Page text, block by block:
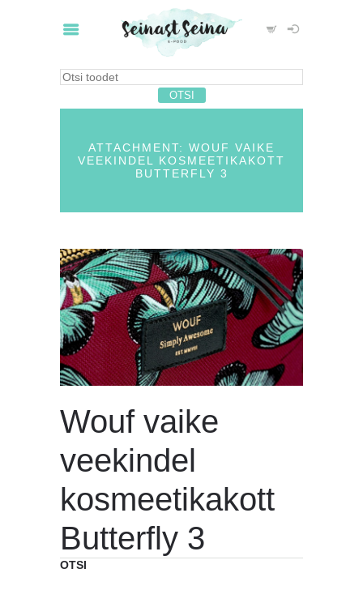
ATTACHMENT: WOUF VAIKE
VEEKINDEL KOSMEETIKAKOTT
BUTTERFLY 3
Wouf vaike
veekindel
kosmeetikakott
Butterfly 3
OTSI